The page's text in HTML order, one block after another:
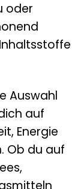
oder
Auswahl
auf
Energie
Ob du auf